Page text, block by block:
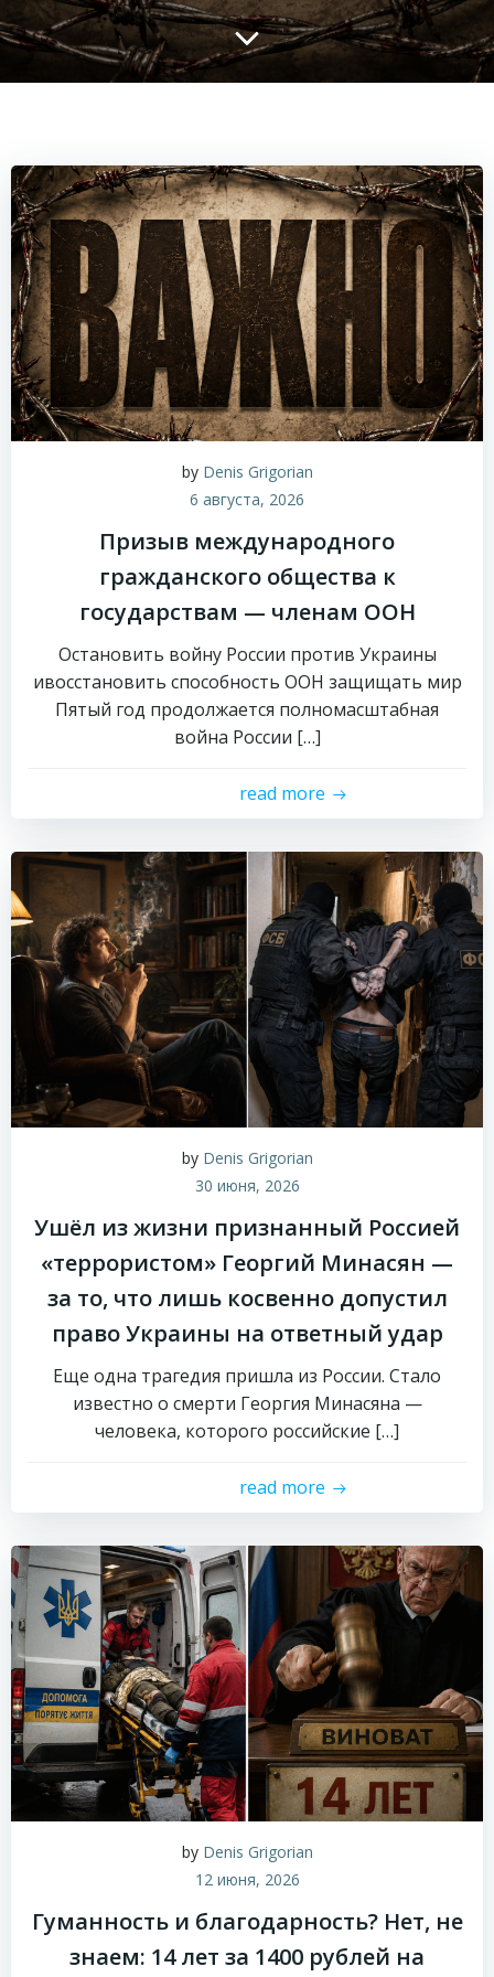
by Denis Grigorian
6 августа, 2026
Призыв международного
гражданского общества к
государствам — членам ООН
Остановить войну России против Украины
ивосстановить способность ООН защищать мир
Пятый год продолжается полномасштабная
война России […]
read more
by Denis Grigorian
30 июня, 2026
Ушёл из жизни признанный Россией
«террористом» Георгий Минасян —
за то, что лишь косвенно допустил
право Украины на ответный удар
Еще одна трагедия пришла из России. Стало
известно о смерти Георгия Минасяна —
человека, которого российские […]
read more
by Denis Grigorian
12 июня, 2026
Гуманность и благодарность? Нет, не
знаем: 14 лет за 1400 рублей на